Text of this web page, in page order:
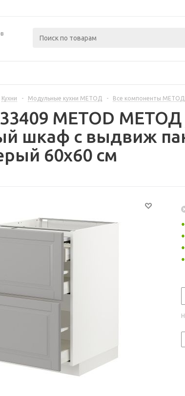
Кухни - Модульные кухни МЕТОД - Все компоненты МЕТОД
METOD
шкаф с выдвиж
60x60 см